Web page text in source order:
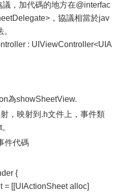
，加代碼的地方在@interfac
，協議相當於jav
: UIViewController<UIA
為showSheetView.
，映射到.h文件上，事件類
件代碼
{
[[UIActionSheet alloc]